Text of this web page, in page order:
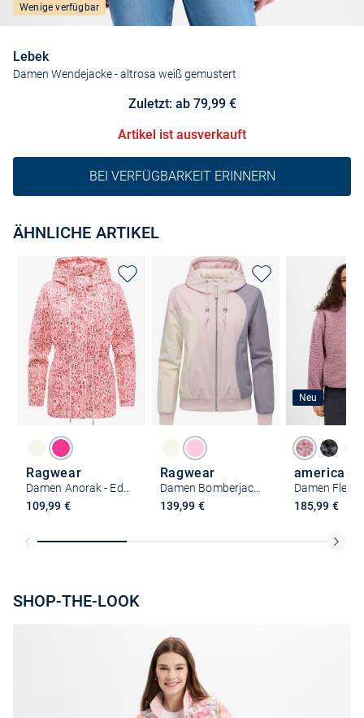
Wenige verfügbar
Lebek
Damen Wendejacke- altrosa weiß gemustert
Zuletzt: ab 79,99 €
Artikel ist ausverkauft
BEI VERFÜGBARKEIT ERINNERN
ÄHNLICHE ARTIKEL
Ragwear
Damen Anorak - Eddens Print
109,99 €
Ragwear
Damen Bomberjacke - Oggie Block Warm YOUMODO
139,99 €
Neu
185,99 €
SHOP-THE-LOOK